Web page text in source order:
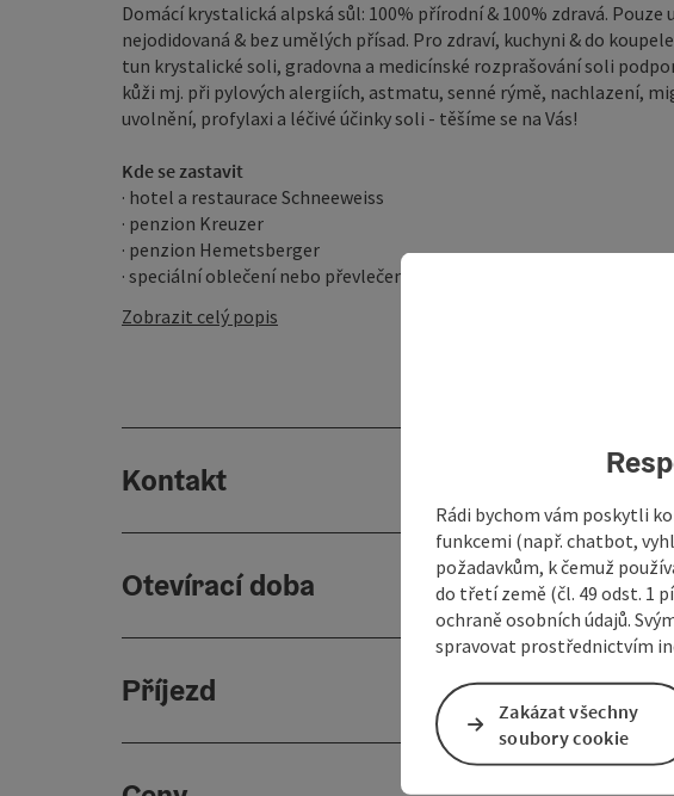
Domácí krystalická alpská sůl: 100% přírodní & 100% zdravá. Pouze
nejodidovaná & bez umělých přísad. Pro zdraví, kuchyni & do
tun krystalické soli, gradovna a medicínské rozprašování soli
kůži mj. při pylových alergiích, astmatu, senné rýmě, nachlazení,
uvolnění, profylaxi a léčivé účinky soli - těšíme se na Vás!
Kde se zastavit
· hotel a restaurace Schneeweiss
· penzion Kreuzer
· penzion Hemetsberger
· speciální oblečení nebo převlečení ...
Zobrazit celý popis
Kontakt
Otevírací doba
Příjezd
Rádi bychom vám poskytli
funkcemi (např. chatbot,
požadavkům, k čemuž
do třetí země (čl. 49 odst. 1
ochraně osobních údajů.
spravovat prostřednictvím
Zakázat všechny
soubory cookie